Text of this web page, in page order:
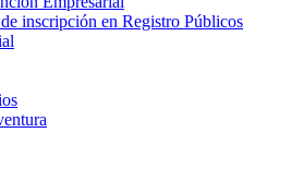
inscripción en Registro Públicos